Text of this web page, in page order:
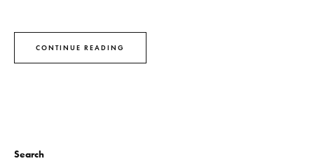
CONTINUE READING
Search